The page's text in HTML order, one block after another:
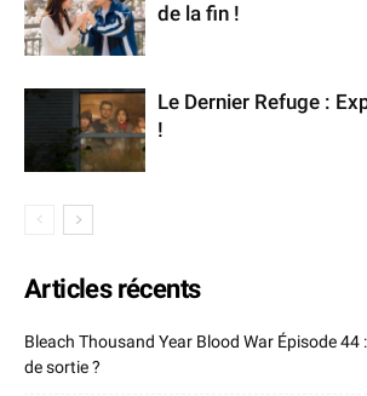
de la fin !
Le Dernier Refuge :
!
Articles récents
Bleach Thousand Year Blood War Épisode 44
de sortie ?